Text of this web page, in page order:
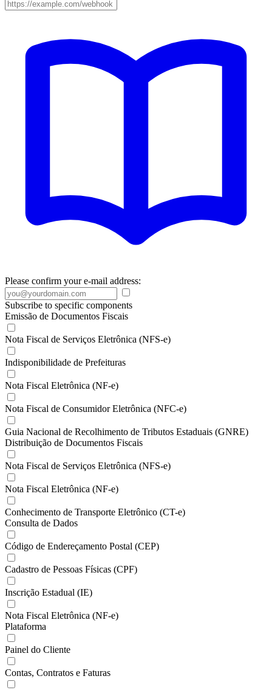
Please confirm your e-mail address:
Subscribe to specific components
Emissão de Documentos Fiscais
Nota Fiscal de Serviços Eletrônica (NFS-e)
Indisponibilidade de Prefeituras
Nota Fiscal Eletrônica (NF-e)
Nota Fiscal de Consumidor Eletrônica (NFC-e)
Guia Nacional de Recolhimento de Tributos Estaduais (GNRE)
Distribuição de Documentos Fiscais
Nota Fiscal de Serviços Eletrônica (NFS-e)
Nota Fiscal Eletrônica (NF-e)
Conhecimento de Transporte Eletrônico (CT-e)
Consulta de Dados
Código de Endereçamento Postal (CEP)
Cadastro de Pessoas Físicas (CPF)
Inscrição Estadual (IE)
Nota Fiscal Eletrônica (NF-e)
Plataforma
Painel do Cliente
Contas, Contratos e Faturas